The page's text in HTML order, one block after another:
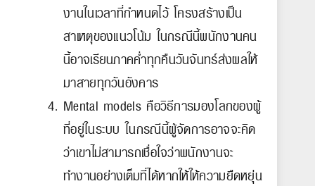
งานในเวลาที่กำหนดไว้ โครงสร้างเป็น
สาเหตุของแนวโน้ม ในกรณีนี้พนักงานคน
นี้อาจเรียนภาคค่ำทุกคืนวันจันทร์ส่งผลให้
มาสายทุกวันอังคาร
Mental models คือวิธีการมองโลกของผู้
ที่อยู่ในระบบ ในกรณีนี้ผู้จัดการอาจจะคิด
ว่าเขาไม่สามารถเชื่อใจว่าพนักงานจะ
ทำงานอย่างเต็มที่ได้หากให้ให้ความยืดหยุ่น